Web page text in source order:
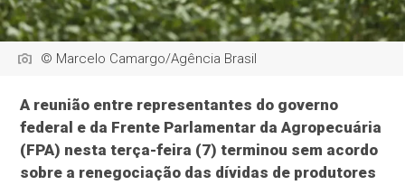
© Marcelo Camargo/Agência Brasil
A reunião entre representantes do governo
federal e da Frente Parlamentar da Agropecuária
(FPA) nesta terça-feira (7) terminou sem acordo
sobre a renegociação das dívidas de produtores